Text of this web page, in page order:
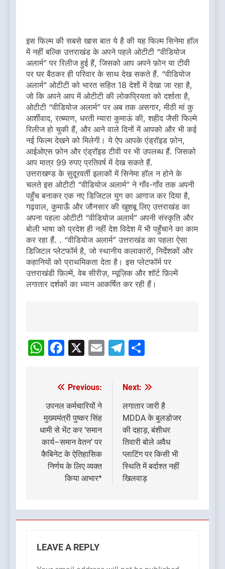
इस फिल्म की सबसे खास बात ये है की यह फिल्म सिनेमा हॉल
में नहीं बल्कि उत्तराखंड के अपने पहले ओटीटी “वीडियोज
अलार्म” पर रिलीज हुई हैं, जिसको आप अपने फ़ोन या टीवी
पर घर बैठकर ही परिवार के साथ देख सकते हैं. “वीडियोज
अलार्म” ओटीटी को भारत सहित 18 देशों में देखा जा रहा है,
जो कि अपने आप में ओटीटी की लोकप्रियता को दर्शाता है,
ओटीटी “वीडियोज अलार्म” पर अब तक असगार, मीठी मां कु
आर्शीवाद, रत्ब्याण, धरती म्यारा कुमाऊं की, शहीद जैसी फिल्मे
रिलीज हो चुकी हैं, और आने वाले दिनों में आपको और भी कई
नई फिल्म देखने को मिलेगी। ये ऐप आपके एंड्रॉइड फ़ोन,
आईओएस फ़ोन और एंड्रॉइड टीवी पर भी उपलब्ध हैं. जिसको
आप मात्र 99 रुपए प्रतिवर्ष में देख सकते हैं.
उत्तराखण्ड के सुदूरवर्ती इलाकों में सिनेमा हॉल न होने के
चलते इस ओटीटी “वीडियोज अलार्म” ने गाँव-गाँव तक अपनी
पहुँच बनाकर एक नए डिजिटल युग का आगाज कर दिया है,
गढ़वाल, कुमाऊँ और जौनसार की खुशबू लिए उत्तराखंड का
अपना पहला ओटीटी “वीडियोज अलार्म” अपनी संस्कृति और
बोली भाषा को प्रदेश ही नहीं देश विदेश में भी पहुँचाने का काम
कर रहा हैं. . “वीडियोज अलार्म” उत्तराखंड का पहला ऐसा
डिजिटल प्लेटफॉर्म है, जो स्थानीय कलाकारों, निर्देशकों और
कहानियों को प्राथमिकता देता है। इस प्लेटफॉर्म पर
उत्तराखंडी फ़िल्में, वेब सीरीज़, म्यूज़िक और शॉर्ट फ़िल्में
लगातार दर्शकों का ध्यान आकर्षित कर रही हैं।
navigation
WhatsApp
Facebook
X EmailTelegram
Post
navigation
Previous:
उपनल कर्मचारियों ने
मुख्यमंत्री पुष्कर सिंह
धामी से भेंट कर ‘समान
कार्य–समान वेतन’ पर
कैबिनेट के ऐतिहासिक
निर्णय के लिए व्यक्त
किया आभार*
Next:
लगातार जारी है
MDDA के बुलडोजर
की दहाड़, बंशीधर
तिवारी बोले अवैध
प्लाटिंग पर किसी भी
स्थिति में बर्दाश्त नहीं
खिलवाड़
LEAVE A REPLY